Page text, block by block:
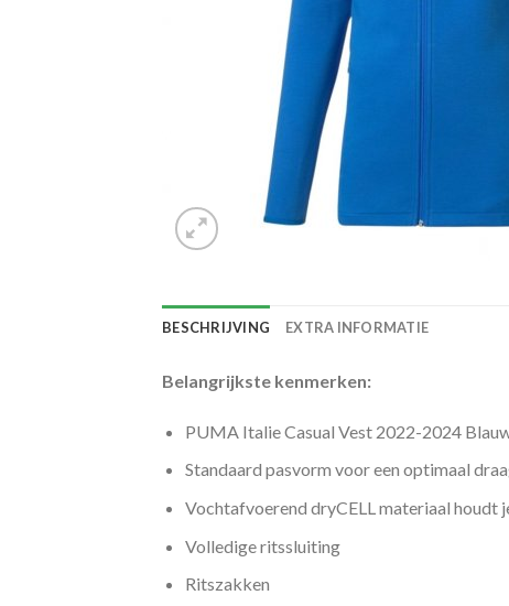
BESCHRIJVING EXTRA INFORMATIE
Belangrijkste kenmerken:
PUMA Italie Casual Vest 2022-2024
Standaard pasvorm voor een optimaal
Vochtafvoerend dryCELL materiaal houdt
Volledige ritssluiting
Ritszakken